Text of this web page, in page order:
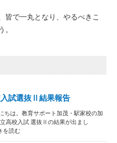
皆で一丸となり、やるべきこ
。
試選抜Ⅱ結果報告
ちは。教育サポート加茂・駅家校の加
高校入試 選抜Ⅱの結果が出まし
を読む